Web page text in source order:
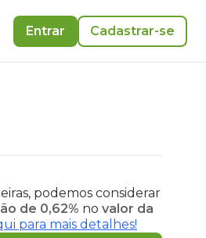
Entrar Cadastrar-se
podemos considerar
de 0,62% no valor da
para mais detalhes!